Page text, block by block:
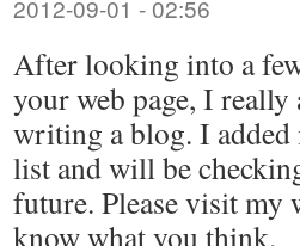
2012-09-01 - 02:56
After looking into a
your web page, I
writing a blog. I
list and will be
future. Please visit my
know what you think.